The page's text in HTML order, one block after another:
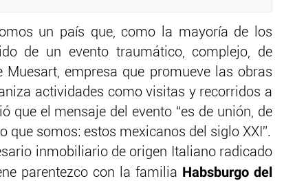
un país que, como la mayoría de los
de un evento traumático, complejo, de
Muesart, empresa que promueve las obras
actividades como visitas y recorridos a
que el mensaje del evento “es de unión, de
que somos: estos mexicanos del siglo XXI”.
inmobiliario de origen Italiano radicado
parentezco con la familia Habsburgo del